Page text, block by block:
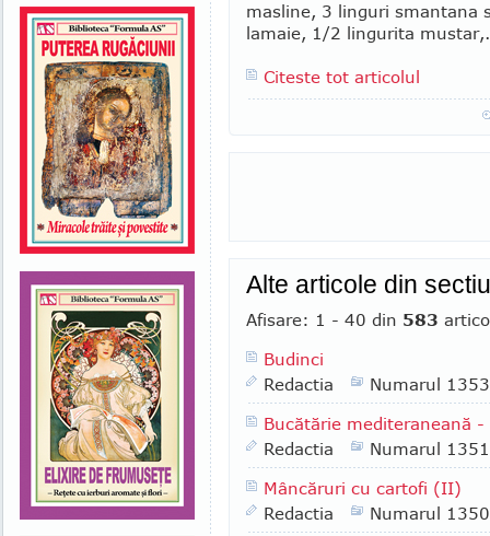
masline, 3 linguri smantana
lamaie, 1/2 lingurita
Citeste tot articolul
Alte articole din
Afisare: 1 - 40 din 583
Budinci
Redactia
Numarul 1353
Bucătărie mediteraneană -
Redactia
Numarul 1351
Mâncăruri cu cartofi (II)
Redactia
Numarul 1350